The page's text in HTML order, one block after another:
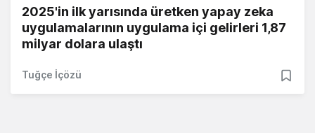
2025'in ilk yarısında üretken yapay zeka
uygulamalarının uygulama içi gelirleri 1,87
milyar dolara ulaştı
Tuğçe İçözü